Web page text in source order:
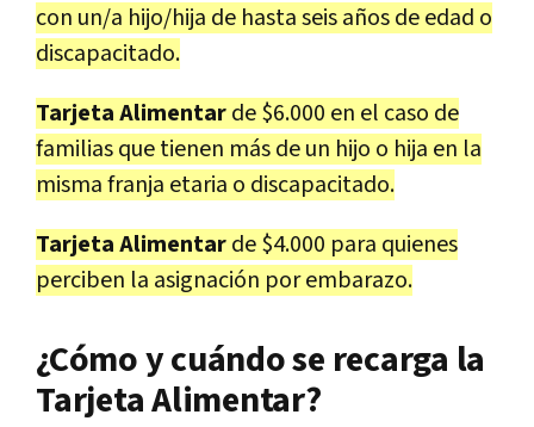
con un/a hijo/hija de hasta seis años de edad o
discapacitado.
Tarjeta Alimentarde $6.000 en el caso de
familias que tienen más de un hijo o hija en la
misma franja etaria o discapacitado.
Tarjeta Alimentarde $4.000 para quienes
perciben la asignación por embarazo.
¿Cómo y cuándo se recarga la
Tarjeta Alimentar?